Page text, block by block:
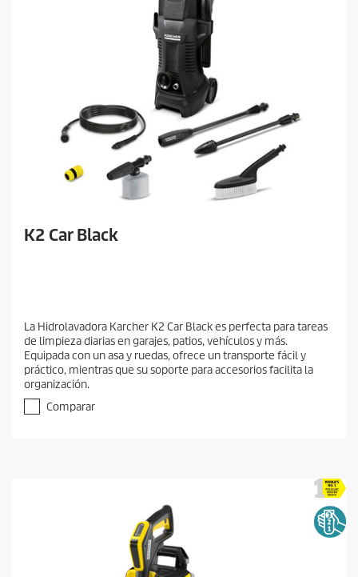
K2 Car Black
La Hidrolavadora Karcher K2 Car Black es perfecta para tareas
de limpieza diarias en garajes, patios, vehículos y más.
Equipada con un asa y ruedas, ofrece un transporte fácil y
práctico, mientras que su soporte para accesorios facilita la
organización.
Comparar